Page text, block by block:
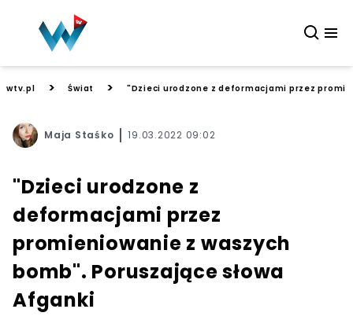
wtv.pl > Świat > "Dzieci urodzone z deformacjami przez
Maja Staśko 19.03.2022 09:02
"Dzieci urodzone z
deformacjami przez
promieniowanie z waszych
bomb". Poruszające słowa
Afganki